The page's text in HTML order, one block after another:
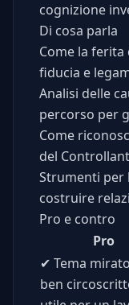
cognizione
Di cosa parla
Come la
fiducia e
Analisi delle
percorso per
Come
del
Strumenti per
costruire
Pro e contro
Pro
✔ Tema
ben